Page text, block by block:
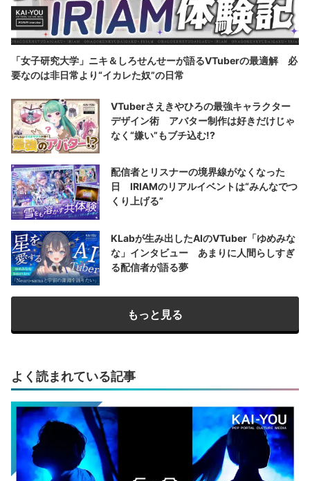
「女子研究大学」ニキ＆しろせんせーが語るVTuberの最適解 必
要なのは非日常より“イカレた奴”の日常
VTuberさえきやひろの最強キャラクター
デザイン術 アバター制作は好きだけじゃ
なく“嫌い”もブチ込む!?
配信者とリスナーの境界線がなくなった
日 IRIAMのリアルイベントは“みんなでつ
くり上げる”
KLabが生み出したAIのVTuber「ゆめみな
な」インタビュー あまりに人間らしすぎ
る配信者が語る夢
もっと見る
よく読まれている記事